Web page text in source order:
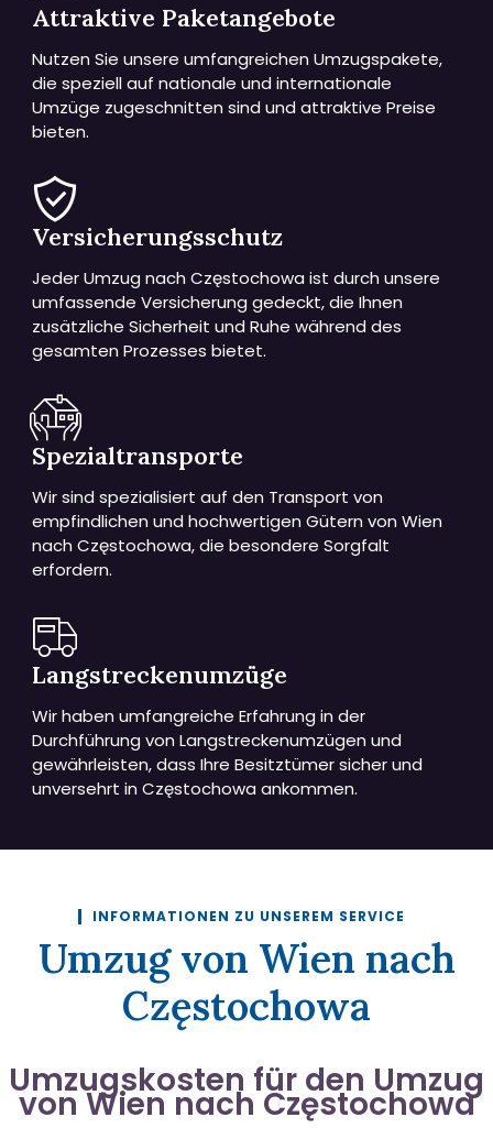
Attraktive Paketangebote
Nutzen Sie unsere umfangreichen Umzugspakete,
die speziell auf nationale und internationale
Umzüge zugeschnitten sind und attraktive Preise
bieten.
Versicherungsschutz
Jeder Umzug nach Częstochowa ist durch unsere
umfassende Versicherung gedeckt, die Ihnen
zusätzliche Sicherheit und Ruhe während des
gesamten Prozesses bietet.
Spezialtransporte
Wir sind spezialisiert auf den Transport von
empfindlichen und hochwertigen Gütern von Wien
nach Częstochowa, die besondere Sorgfalt
erfordern.
Langstreckenumzüge
Wir haben umfangreiche Erfahrung in der
Durchführung von Langstreckenumzügen und
gewährleisten, dass Ihre Besitztümer sicher und
unversehrt in Częstochowa ankommen.
INFORMATIONEN ZU UNSEREM SERVICE
Umzug von Wien nach
Częstochowa
Umzugskosten für den Umzug
von Wien nach Częstochowa